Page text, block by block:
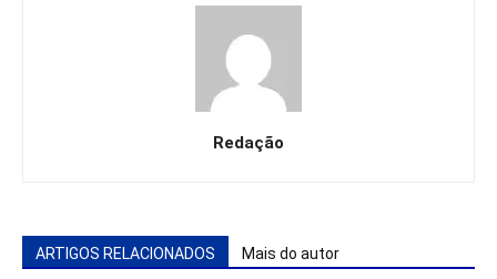
Redação
ARTIGOS RELACIONADOS Mais do autor